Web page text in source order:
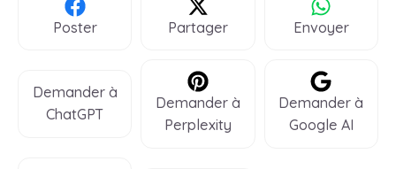
Poster Partager Envoyer
Demander à
ChatGPT
Demander à
Perplexity
Demander à
Google AI